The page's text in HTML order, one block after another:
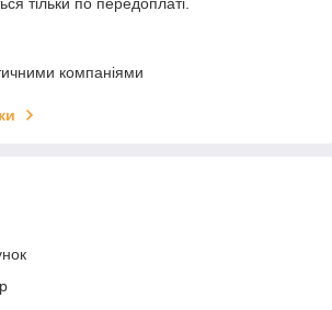
компаніями